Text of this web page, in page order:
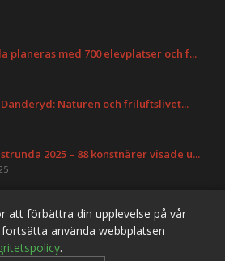
planeras med 700 elevplatser och f...
Naturen och friluftslivet...
2025 – 88 konstnärer visade u...
att förbättra din upplevelse på vår
använda webbplatsen
.